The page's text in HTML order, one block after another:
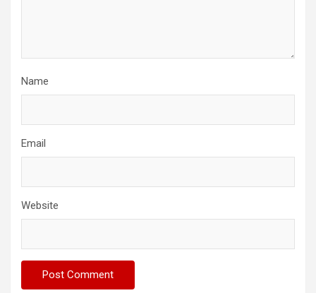
Name
Email
Website